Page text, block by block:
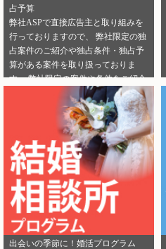
占予算
弊社ASPで直接広告主と取り組みを
行っておりますので、 弊社限定の独
占案件のご紹介や独占条件・独占予
算がある案件を取り扱っておりま
す。 弊社限定の案件や条件をご紹介
できるカテゴリーは下記となりま
す。 ・健康食品 ・美容 ・転職エー
ジェント（IT/エンジニア求人） ・転
職エージェント（一般求人） ・転職
エージェント（工場求人） ・生理管
理ツール ・不動産（売却） ・不動産
（投資） ・不動産（外壁） ・不動産
（注文住宅） ・引越し ・ランドセル
是非この機会に、新規でご登録いた
だくアフィリエイター様は 「お申込
みはこちら」からご登録時のプロフ
出会いの季節に！婚活プログラム